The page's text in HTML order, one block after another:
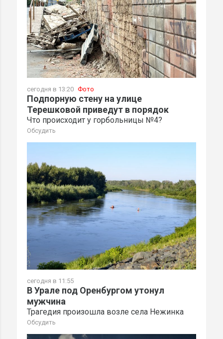
сегодня в 13:20 Фото
Подпорную стену на улице
Терешковой приведут в порядок
Что происходит у горбольницы №4?
Обсудить
сегодня в 11:55
В Урале под Оренбургом утонул
мужчина
Трагедия произошла возле села Нежинка
Обсудить